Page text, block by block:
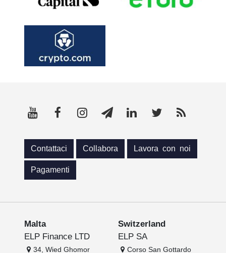
Contattaci Collabora Lavora con noi
Pagamenti
Malta
ELP Finance LTD
34, Wied Ghomor
Switzerland
ELP SA
Corso San Gottardo